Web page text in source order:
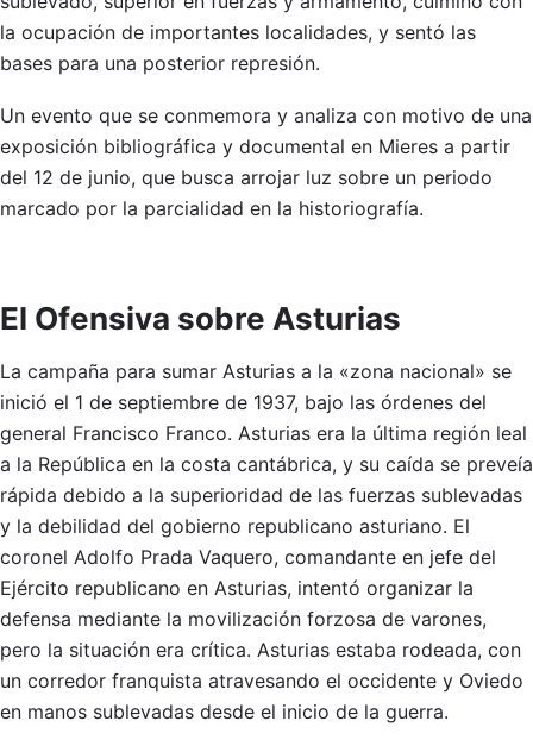
la ocupación de importantes localidades, y sentó las
bases para una posterior represión.
Un evento que se conmemora y analiza con motivo de una
exposición bibliográfica y documental en Mieres a partir
del 12 de junio, que busca arrojar luz sobre un periodo
marcado por la parcialidad en la historiografía.
El Ofensiva sobre Asturias
La campaña para sumar Asturias a la «zona nacional» se
inició el 1 de septiembre de 1937, bajo las órdenes del
general Francisco Franco. Asturias era la última región leal
a la República en la costa cantábrica, y su caída se preveía
rápida debido a la superioridad de las fuerzas sublevadas
y la debilidad del gobierno republicano asturiano. El
coronel Adolfo Prada Vaquero, comandante en jefe del
Ejército republicano en Asturias, intentó organizar la
defensa mediante la movilización forzosa de varones,
pero la situación era crítica. Asturias estaba rodeada, con
un corredor franquista atravesando el occidente y Oviedo
en manos sublevadas desde el inicio de la guerra.